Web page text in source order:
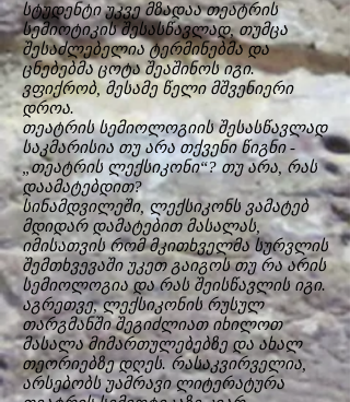
სტუდენტი უკვე მზადაა თეატრის
სემიოტიკის შესასწავლად, თუმცა
შესაძლებელია ტერმინებმა და
ცნებებმა ცოტა შეაშინოს იგი.
ვფიქრობ, მესამე წელი მშვენიერი
დროა.
თეატრის სემიოლოგიის შესასწავლად
საკმარისია თუ არა თქვენი წიგნი -
„თეატრის ლექსიკონი“? თუ არა, რას
დაამატებდით?
სინამდვილეში, ლექსიკონს ვამატებ
მდიდარ დამატებით მასალას,
იმისათვის რომ მკითხველმა სურვლის
შემთხვევაში უკეთ გაიგოს თუ რა არის
სემიოლოგია და რას შეისწავლის იგი.
აგრეთვე, ლექსიკონის რუსულ
თარგმანში შეგიძლიათ იხილოთ
მასალა მიმართულებებზე და ახალ
თეორიებზე დღეს. რასაკვირველია,
არსებობს უამრავი ლიტერატურა